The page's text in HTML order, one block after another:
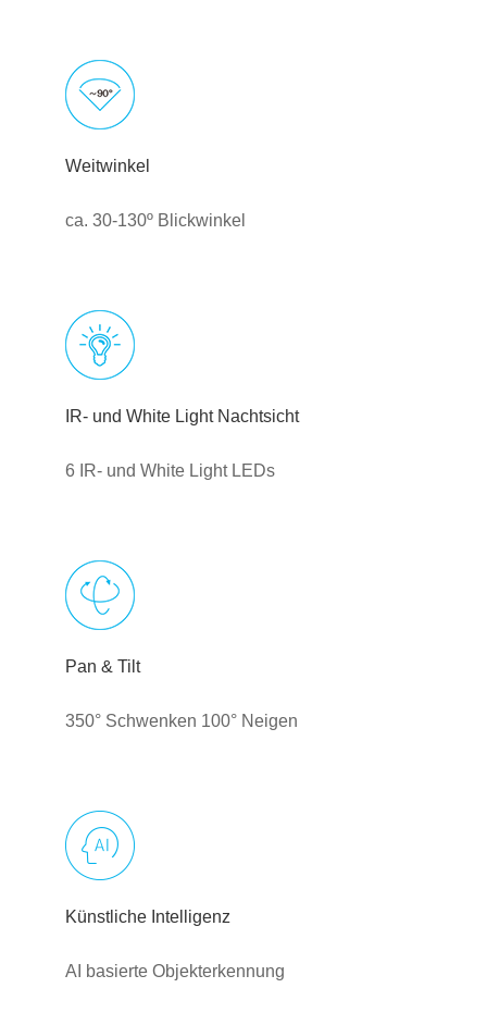
Weitwinkel
ca. 30-130º Blickwinkel
IR- und White Light Nachtsicht
6 IR- und White Light LEDs
Pan & Tilt
350° Schwenken 100° Neigen
Künstliche Intelligenz
AI basierte Objekterkennung